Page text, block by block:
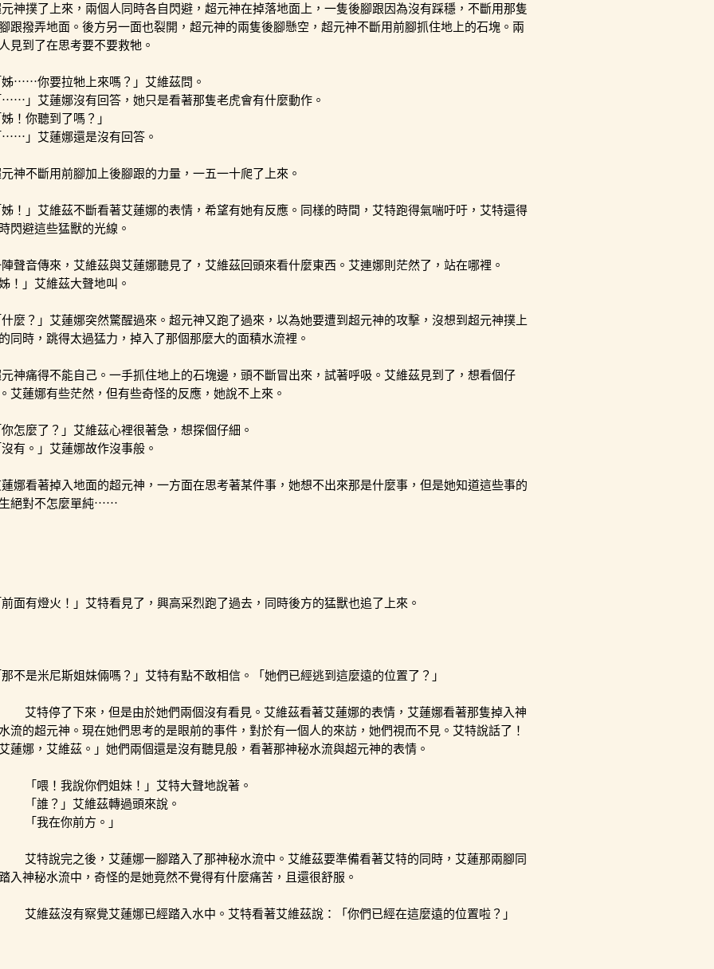
神撲了上來，兩個人同時各自閃避，超元神在掉落地面上，一隻後腳跟因為沒有踩穩，不斷用那隻
跟撥弄地面。後方另一面也裂開，超元神的兩隻後腳懸空，超元神不斷用前腳抓住地上的石塊。兩
見到了在思考要不要救牠。
姊⋯⋯你要拉牠上來嗎？」艾維茲問。
⋯⋯」艾蓮娜沒有回答，她只是看著那隻老虎會有什麼動作。
姊！你聽到了嗎？」
⋯⋯」艾蓮娜還是沒有回答。
神不斷用前腳加上後腳跟的力量，一五一十爬了上來。
姊！」艾維茲不斷看著艾蓮娜的表情，希望有她有反應。同樣的時間，艾特跑得氣喘吁吁，艾特還得
閃避這些猛獸的光線。
聲音傳來，艾維茲與艾蓮娜聽見了，艾維茲回頭來看什麼東西。艾連娜則茫然了，站在哪裡。
姊！」艾維茲大聲地叫。
什麼？」艾蓮娜突然驚醒過來。超元神又跑了過來，以為她要遭到超元神的攻擊，沒想到超元神撲上
同時，跳得太過猛力，掉入了那個那麼大的面積水流裡。
神痛得不能自己。一手抓住地上的石塊邊，頭不斷冒出來，試著呼吸。艾維茲見到了，想看個仔
艾蓮娜有些茫然，但有些奇怪的反應，她說不上來。
你怎麼了？」艾維茲心裡很著急，想探個仔細。
沒有。」艾蓮娜故作沒事般。
蓮娜看著掉入地面的超元神，一方面在思考著某件事，她想不出來那是什麼事，但是她知道這些事的
絕對不怎麼單純⋯⋯
前面有燈火！」艾特看見了，興高采烈跑了過去，同時後方的猛獸也追了上來。
那不是米尼斯姐妹倆嗎？」艾特有點不敢相信。「她們已經逃到這麼遠的位置了？」
艾特停了下來，但是由於她們兩個沒有看見。艾維茲看著艾蓮娜的表情，艾蓮娜看著那隻掉入神
流的超元神。現在她們思考的是眼前的事件，對於有一個人的來訪，她們視而不見。艾特說話了！
艾蓮娜，艾維茲。」她們兩個還是沒有聽見般，看著那神秘水流與超元神的表情。
「喂！我說你們姐妹！」艾特大聲地說著。
「誰？」艾維茲轉過頭來說。
「我在你前方。」
艾特說完之後，艾蓮娜一腳踏入了那神秘水流中。艾維茲要準備看著艾特的同時，艾蓮那兩腳同
入神秘水流中，奇怪的是她竟然不覺得有什麼痛苦，且還很舒服。
艾維茲沒有察覺艾蓮娜已經踏入水中。艾特看著艾維茲說：「你們已經在這麼遠的位置啦？」